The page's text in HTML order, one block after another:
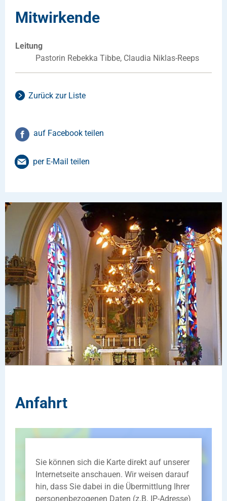
Mitwirkende
Leitung
Pastorin Rebekka Tibbe, Claudia Niklas-Reeps
Zurück zur Liste
auf Facebook teilen
per E-Mail teilen
Anfahrt
Sie können sich die Karte direkt auf unserer
Internetseite anschauen. Wir weisen darauf
hin, dass Sie dabei in die Übermittlung Ihrer
personenbezogenen Daten (z.B. IP-Adresse)